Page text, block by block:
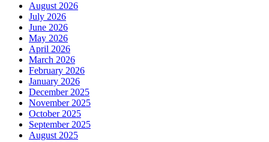
August 2026
July 2026
June 2026
May 2026
April 2026
March 2026
February 2026
January 2026
December 2025
November 2025
October 2025
September 2025
August 2025